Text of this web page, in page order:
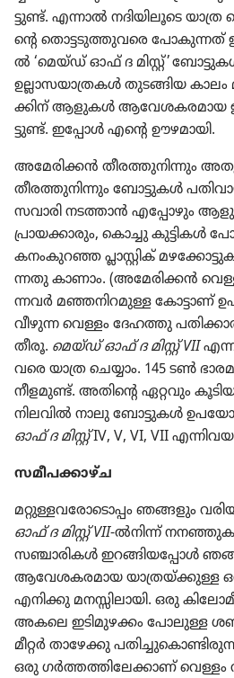
ട്ടുണ്ട്‌. എന്നാൽ നദിയി​ലൂ​ടെ യാത്ര
ന്റെ തൊട്ട​ടു​ത്തു​വരെ പോകു​ന്നത്‌
ൽ ‘മെയ്‌ഡ്‌ ഓഫ്‌ ദ മിസ്റ്റ്‌’
ഉല്ലാസ​യാ​ത്രകൾ തുടങ്ങിയ
ക്കിന്‌ ആളുകൾ ആവേശ​ക​ര​മായ ഈ
ട്ടുണ്ട്‌. ഇപ്പോൾ എന്റെ ഊഴമാ​യി.
അമേരി​ക്കൻ തീരത്തു​നി​ന്നും
തീരത്തു​നി​ന്നും ബോട്ടു​കൾ
സവാരി നടത്താൻ എപ്പോ​ഴും
പ്രായ​ക്കാ​രും, കൊച്ചു കുട്ടികൾ
കനംകു​റഞ്ഞ പ്ലാസ്റ്റിക്‌
ന്നതു കാണാം. (അമേരി​ക്കൻ
ന്നവർ മഞ്ഞനി​റ​മുള്ള കോട്ടാണ്‌
വീ​ഴുന്ന വെള്ളം ദേഹത്തു
തീരൂ. മെയ്‌ഡ്‌ ഓഫ്‌ ദ മിസ്റ്റ്‌ VII
വരെ യാത്ര ചെയ്യാം. 145 ടൺ
നീളമുണ്ട്‌. അതിന്റെ ഏറ്റവും കൂടിയ
നിലവിൽ നാലു ബോട്ടു​കൾ
ഓഫ്‌ ദ മിസ്റ്റ്‌IV, V, VI, VII
സമീപ​ക്കാ​ഴ്‌ച
മറ്റുള്ള​വ​രോ​ടൊ​പ്പം ഞങ്ങളും
ഓഫ്‌ ദ മിസ്റ്റ്‌ VII-ൽനിന്ന്‌
സഞ്ചാരി​കൾ ഇറങ്ങി​യ​പ്പോൾ
ആവേശ​ക​ര​മായ യാത്ര​യ്‌ക്കുള്ള
എനിക്കു മനസ്സി​ലാ​യി. ഒരു
അകലെ ഇടിമു​ഴക്കം പോലുള്ള
മീറ്റർ താഴേക്കു
ഒരു ഗർത്തത്തി​ലേ​ക്കാണ്‌